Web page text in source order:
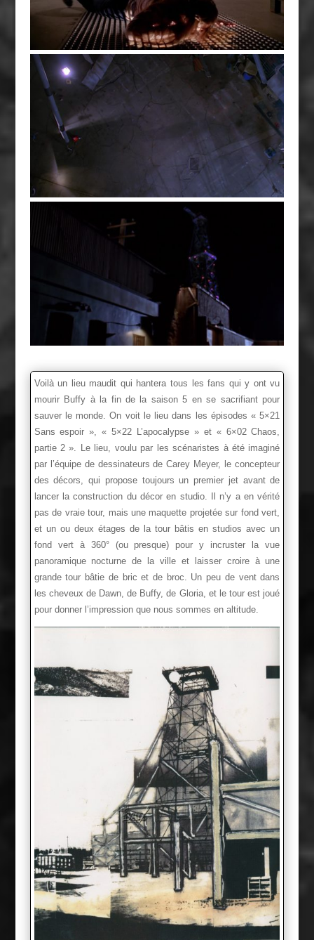
Voilà un lieu maudit qui hantera tous les fans qui y ont vu
mourir Buffy à la fin de la saison 5 en se sacrifiant pour
sauver le monde. On voit le lieu dans les épisodes « 5×21
Sans espoir », « 5×22 L’apocalypse » et « 6×02 Chaos,
partie 2 ». Le lieu, voulu par les scénaristes à été imaginé
par l’équipe de dessinateurs de Carey Meyer, le concepteur
des décors, qui propose toujours un premier jet avant de
lancer la construction du décor en studio. Il n’y a en vérité
pas de vraie tour, mais une maquette projetée sur fond vert,
et un ou deux étages de la tour bâtis en studios avec un
fond vert à 360° (ou presque) pour y incruster la vue
panoramique nocturne de la ville et laisser croire à une
grande tour bâtie de bric et de broc. Un peu de vent dans
les cheveux de Dawn, de Buffy, de Gloria, et le tour est joué
pour donner l’impression que nous sommes en altitude.